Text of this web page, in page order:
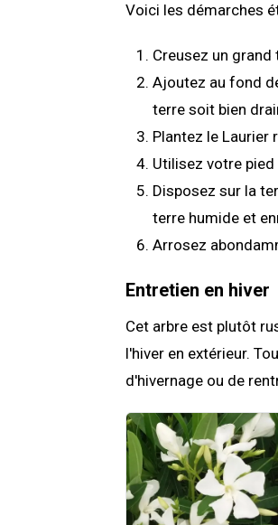
Voici les démarches
Creusez un
Ajoutez au fond
terre soit bien
Plantez le Laurier
Utilisez votre
Disposez sur la
terre humide et
Arrosez
Entretien en hiver
Cet arbre est plutôt
l'hiver en extérieur.
d'hivernage ou de